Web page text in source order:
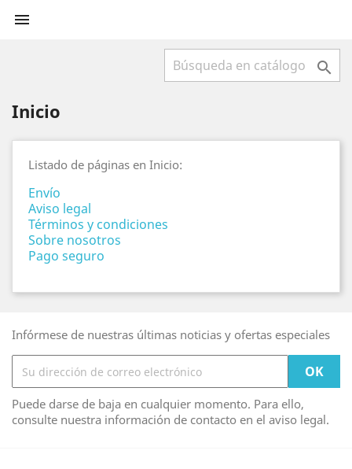


Inicio
Listado de páginas en Inicio:
Envío
Aviso legal
Términos y condiciones
Sobre nosotros
Pago seguro
Infórmese de nuestras últimas noticias y ofertas especiales
Puede darse de baja en cualquier momento. Para ello,
consulte nuestra información de contacto en el aviso legal.